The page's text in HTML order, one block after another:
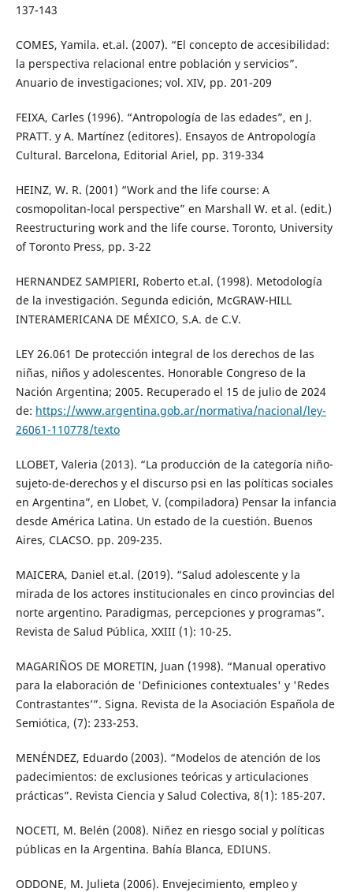
137-143
COMES, Yamila. et.al. (2007). “El concepto de accesibilidad:
la perspectiva relacional entre población y servicios”.
Anuario de investigaciones; vol. XIV, pp. 201-209
FEIXA, Carles (1996). “Antropología de las edades”, en J.
PRATT. y A. Martínez (editores). Ensayos de Antropología
Cultural. Barcelona, Editorial Ariel, pp. 319-334
HEINZ, W. R. (2001) “Work and the life course: A
cosmopolitan-local perspective” en Marshall W. et al. (edit.)
Reestructuring work and the life course. Toronto, University
of Toronto Press, pp. 3-22
HERNANDEZ SAMPIERI, Roberto et.al. (1998). Metodología
de la investigación. Segunda edición, McGRAW-HILL
INTERAMERICANA DE MÉXICO, S.A. de C.V.
LEY 26.061 De protección integral de los derechos de las
niñas, niños y adolescentes. Honorable Congreso de la
Nación Argentina; 2005. Recuperado el 15 de julio de 2024
de: https://www.argentina.gob.ar/normativa/nacional/ley-
26061-110778/texto
LLOBET, Valeria (2013). “La producción de la categoría niño-
sujeto-de-derechos y el discurso psi en las políticas sociales
en Argentina”, en Llobet, V. (compiladora) Pensar la infancia
desde América Latina. Un estado de la cuestión. Buenos
Aires, CLACSO. pp. 209-235.
MAICERA, Daniel et.al. (2019). “Salud adolescente y la
mirada de los actores institucionales en cinco provincias del
norte argentino. Paradigmas, percepciones y programas”.
Revista de Salud Pública, XXIII (1): 10-25.
MAGARIÑOS DE MORETIN, Juan (1998). “Manual operativo
para la elaboración de 'Definiciones contextuales' y 'Redes
Contrastantes’”. Signa. Revista de la Asociación Española de
Semiótica, (7): 233-253.
MENÉNDEZ, Eduardo (2003). “Modelos de atención de los
padecimientos: de exclusiones teóricas y articulaciones
prácticas”. Revista Ciencia y Salud Colectiva, 8(1): 185-207.
NOCETI, M. Belén (2008). Niñez en riesgo social y políticas
públicas en la Argentina. Bahía Blanca, EDIUNS.
ODDONE, M. Julieta (2006). Envejecimiento, empleo y